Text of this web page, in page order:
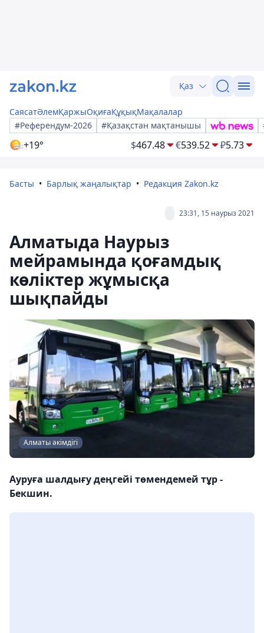
Қаз
СаясатӘлемҚаржыОқиғаҚұқықМақалалар
#Референдум-2026
#Қазақстан мақтанышы
+19° $467.48 €539.52 ₽5.73
Басты Барлық жаңалықтар Редакция Zakon.kz
23:31, 15 наурыз 2021
Алматыда Наурыз
мейрамында қоғамдық
көліктер жұмысқа
шықпайды
Алматы әкімдігі
Ауруға шалдығу деңгейі төмендемей тұр -
Бекшин.